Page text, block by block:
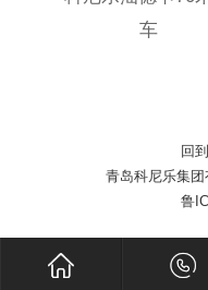
车
回
青岛科尼乐集
鲁